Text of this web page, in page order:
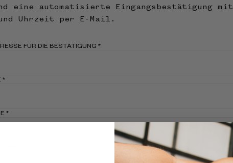
eine automatisierte Eingangsbestätigung mit
und Uhrzeit per E-Mail.
FÜR DIE BESTÄTIGUNG *
*
*